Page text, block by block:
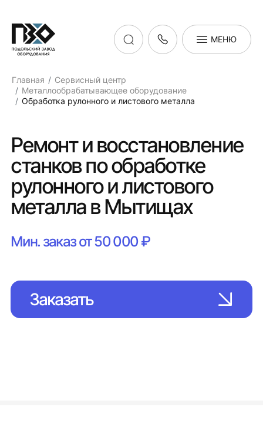
МЕНЮ
Главная
Сервисный центр
Металлообрабатывающее оборудование
Обработка рулонного и листового металла
Ремонт и восстановление
станков по обработке
рулонного и листового
металла в Мытищах
Мин. заказ от 50 000 ₽
Заказать